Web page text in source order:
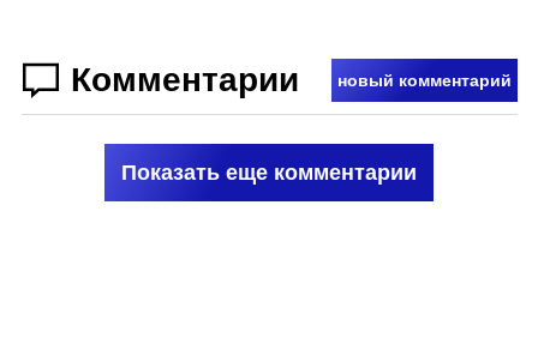
Комментарии новый комментарий
Показать еще комментарии